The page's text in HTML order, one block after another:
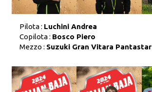
Pilota : Luchini Andrea
Copilota : Bosco Piero
Mezzo : Suzuki Gran Vitara Pantastar